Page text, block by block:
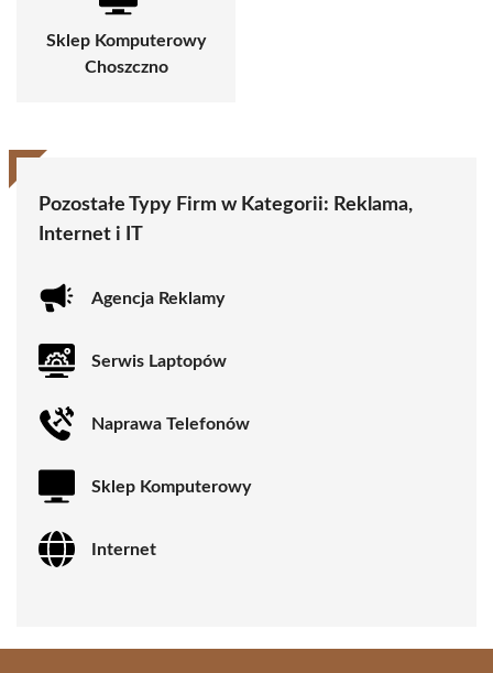
Sklep Komputerowy
Choszczno
Pozostałe Typy Firm w Kategorii: Reklama,
Internet i IT
Agencja Reklamy
Serwis Laptopów
Naprawa Telefonów
Sklep Komputerowy
Internet